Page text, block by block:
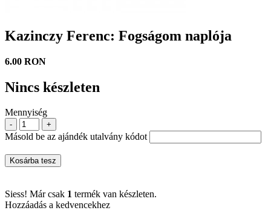
Kazinczy Ferenc: Fogságom naplója
6.00 RON
Nincs készleten
Mennyiség
- +
Másold be az ajándék utalvány kódot
Kosárba tesz
Siess! Már csak 1 termék van készleten.
Hozzáadás a kedvencekhez